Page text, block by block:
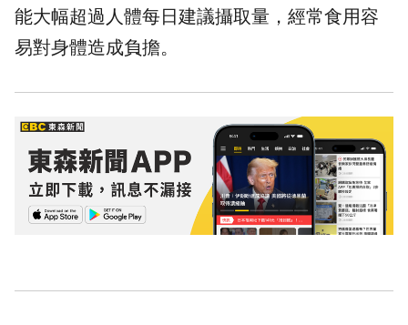
能大幅超過人體每日建議攝取量，經常食用容
易對身體造成負擔。